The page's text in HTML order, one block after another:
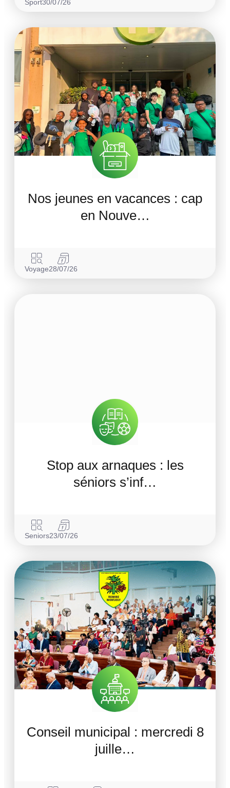
Sport30/07/26
Nos jeunes en vacances : cap
en Nouve…
Voyage28/07/26
Stop aux arnaques : les
séniors s’inf…
Seniors23/07/26
Conseil municipal : mercredi 8
juille…